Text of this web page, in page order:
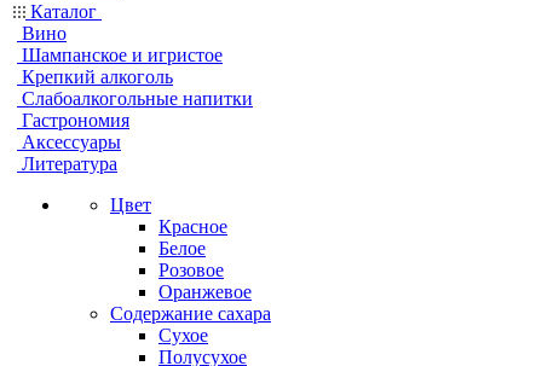
Каталог
Вино
Шампанское и игристое
Крепкий алкоголь
Слабоалкогольные напитки
Гастрономия
Аксессуары
Литература
Цвет
Красное
Белое
Розовое
Оранжевое
Содержание сахара
Сухое
Полусухое